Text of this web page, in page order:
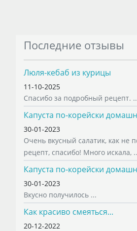
Последние отзывы
Люля-кебаб из курицы
11-10-2025
Спасибо за подробный рецепт.
Капуста по-корейски
30-01-2023
Очень вкусный салатик, как не
рецепт, спасибо! Много искала,
Капуста по-корейски
30-01-2023
Вкусно получилось ...
Как красиво смеяться...
20-12-2022